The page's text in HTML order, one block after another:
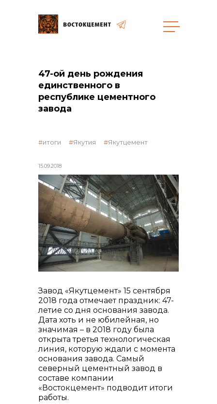
общая информация
реализация неликвидов
контакты отдела закупок
47-ой день рождения
единственного в
республике цементного
завода
15.09.2018
итоги Якутия Якутцемент
Завод «Якутцемент» 15 сентября
2018 года отмечает праздник: 47-
летие со дня основания завода.
Дата хоть и не юбилейная, но
значимая – в 2018 году была
открыта третья технологическая
линия, которую ждали с момента
основания завода. Самый
северный цементный завод в
составе компании
«Востокцемент» подводит итоги
работы.